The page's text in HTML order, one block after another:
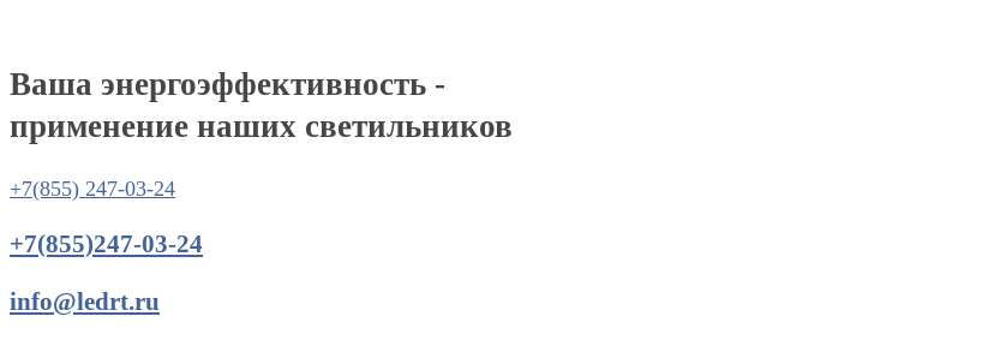
Ваша энергоэффективность -
применение наших светильников
+7(855) 247-03-24
+7(855)247-03-24
info@ledrt.ru